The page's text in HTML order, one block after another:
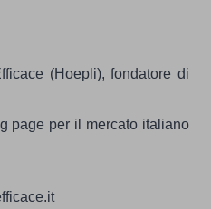
(Hoepli), fondatore di
page per il mercato italiano